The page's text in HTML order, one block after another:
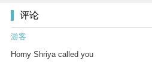
评论
游客
Horny Shriya called you